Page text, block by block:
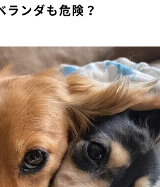
ランダも危険？